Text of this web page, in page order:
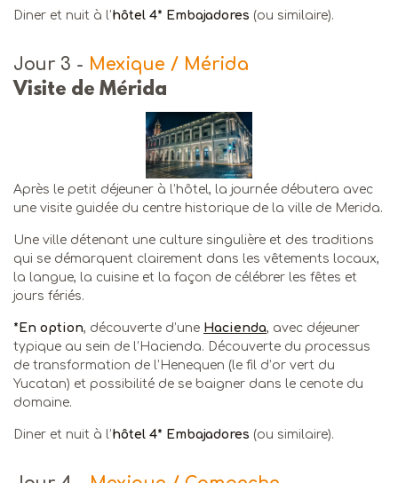
Diner et nuit à l’hôtel 4* Embajadores (ou similaire).
Jour 3 - Mexique / Mérida
Visite de Mérida
Après le petit déjeuner à l’hôtel, la journée débutera avec
une visite guidée du centre historique de la ville de Merida.
Une ville détenant une culture singulière et des traditions
qui se démarquent clairement dans les vêtements locaux,
la langue, la cuisine et la façon de célébrer les fêtes et
jours fériés.
*En option, découverte d’une Hacienda, avec déjeuner
typique au sein de l’Hacienda. Découverte du processus
de transformation de l’Henequen (le fil d’or vert du
Yucatan) et possibilité de se baigner dans le cenote du
domaine.
Diner et nuit à l’hôtel 4* Embajadores (ou similaire).